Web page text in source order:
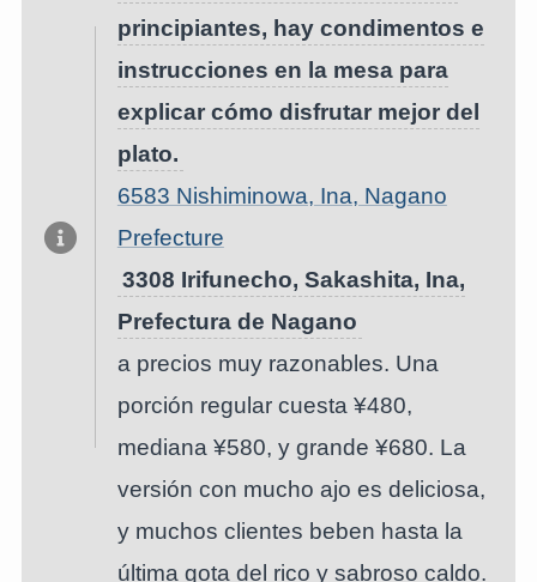
principiantes, hay condimentos e
instrucciones en la mesa para
explicar cómo disfrutar mejor del
plato.
6583 Nishiminowa, Ina, Nagano
Prefecture
3308 Irifunecho, Sakashita, Ina,
Prefectura de Nagano
a precios muy razonables. Una
porción regular cuesta ¥480,
mediana ¥580, y grande ¥680. La
versión con mucho ajo es deliciosa,
y muchos clientes beben hasta la
última gota del rico y sabroso caldo.